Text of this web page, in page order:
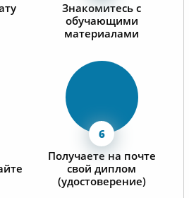
Знакомитесь с
обучающими
материалами
Получаете на почте
свой диплом
(удостоверение)